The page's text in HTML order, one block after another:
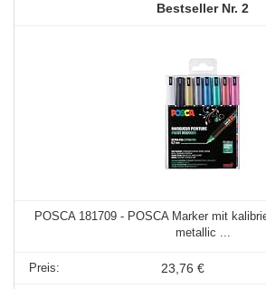
2
POSCA 181709 - POSCA Marker mit
metallic ...
23,76 €